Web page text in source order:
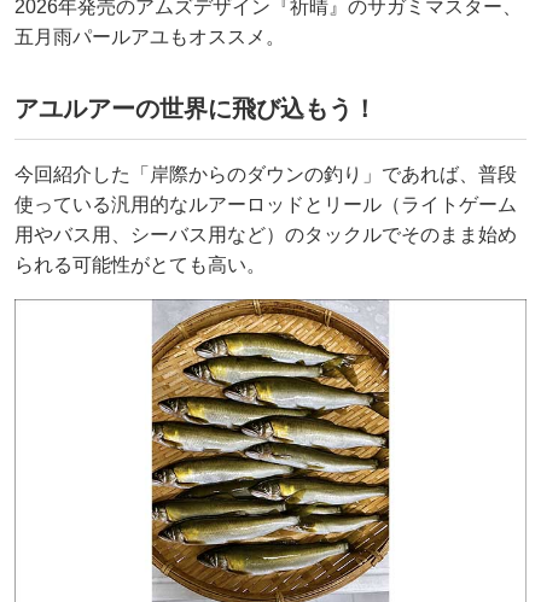
2026年発売のアムズデザイン『祈晴』のサガミマスター、
五月雨パールアユもオススメ。
アユルアーの世界に飛び込もう！
今回紹介した「岸際からのダウンの釣り」であれば、普段
使っている汎用的なルアーロッドとリール（ライトゲーム
用やバス用、シーバス用など）のタックルでそのまま始め
られる可能性がとても高い。